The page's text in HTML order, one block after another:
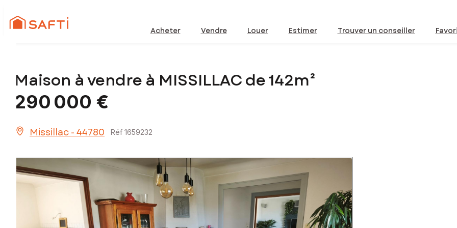
Acheter Vendre Louer Estimer Trouver un conseiller
Maison à vendre à MISSILLAC de 142m²
290 000 €
Missillac - 44780 Réf 1659232